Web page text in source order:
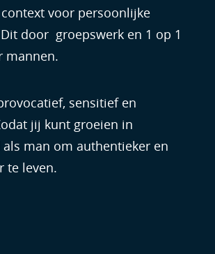
voor persoonlijke
door groepswerk en 1 op 1
mannen.
sensitief en
jij kunt groeien in
man om authentieker en
te leven.